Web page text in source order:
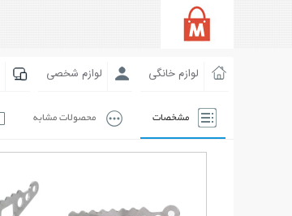
لوازم خانگی لوازم شخصی
مشخصات محصولات مشابه